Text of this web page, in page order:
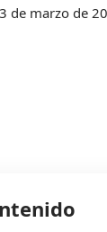
de marzo de